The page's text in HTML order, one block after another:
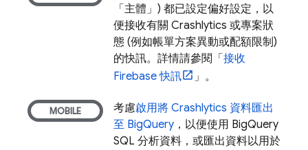
「主體」) 都已設定偏好設定，以
便接收有關 Crashlytics 或專案狀
態 (例如帳單方案異動或配額限制)
的快訊。詳情請參閱「 接收
Firebase 快訊
」。
考慮啟用將 Crashlytics 資料匯出
至 BigQuery ，以便使用 BigQuery
SQL 分析資料，或匯出資料以用於